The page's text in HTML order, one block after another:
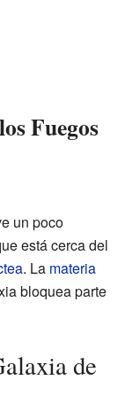
Fuegos
un poco
está cerca del
. La materia
bloquea parte
de